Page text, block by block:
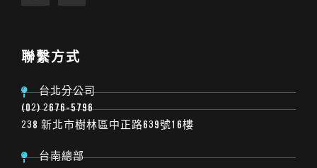
聯繫方式
台北分公司
(02) 2676-5796
238 新北市樹林區中正路639號16樓
台南總部